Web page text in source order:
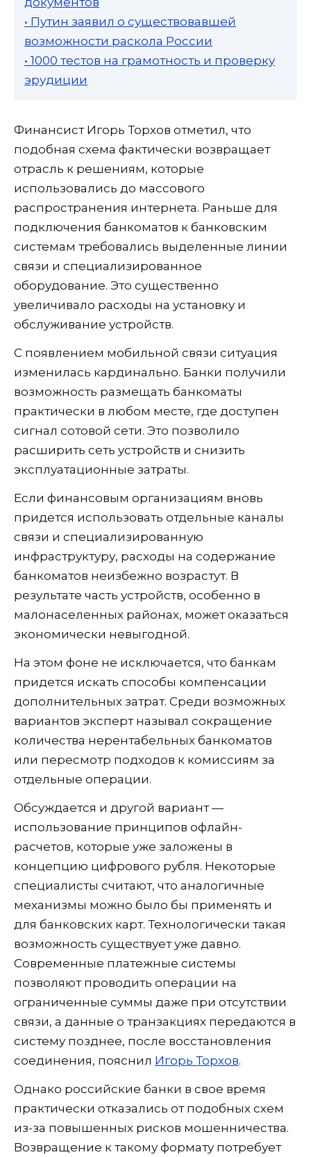
• Путин заявил о существовавшей
возможности раскола России
• 1000 тестов на грамотность и проверку
эрудиции
Финансист Игорь Торхов отметил, что
подобная схема фактически возвращает
отрасль к решениям, которые
использовались до массового
распространения интернета. Раньше для
подключения банкоматов к банковским
системам требовались выделенные линии
связи и специализированное
оборудование. Это существенно
увеличивало расходы на установку и
обслуживание устройств.
С появлением мобильной связи ситуация
изменилась кардинально. Банки получили
возможность размещать банкоматы
практически в любом месте, где доступен
сигнал сотовой сети. Это позволило
расширить сеть устройств и снизить
эксплуатационные затраты.
Если финансовым организациям вновь
придется использовать отдельные каналы
связи и специализированную
инфраструктуру, расходы на содержание
банкоматов неизбежно возрастут. В
результате часть устройств, особенно в
малонаселенных районах, может оказаться
экономически невыгодной.
На этом фоне не исключается, что банкам
придется искать способы компенсации
дополнительных затрат. Среди возможных
вариантов эксперт называл сокращение
количества нерентабельных банкоматов
или пересмотр подходов к комиссиям за
отдельные операции.
Обсуждается и другой вариант —
использование принципов офлайн-
расчетов, которые уже заложены в
концепцию цифрового рубля. Некоторые
специалисты считают, что аналогичные
механизмы можно было бы применять и
для банковских карт. Технологически такая
возможность существует уже давно.
Современные платежные системы
позволяют проводить операции на
ограниченные суммы даже при отсутствии
связи, а данные о транзакциях передаются в
систему позднее, после восстановления
соединения, пояснил Игорь Торхов.
Однако российские банки в свое время
практически отказались от подобных схем
из-за повышенных рисков мошенничества.
Возвращение к такому формату потребует